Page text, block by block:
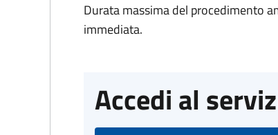
Durata massima del procedimento
immediata.
Accedi al